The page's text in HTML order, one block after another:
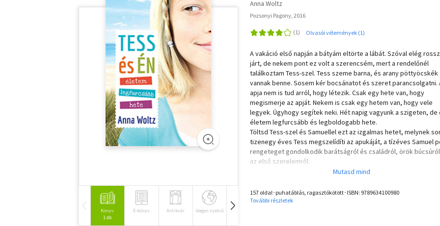
Könyv
1 db
E-könyv Antikvár Idegen nyelvű Hangoskönyv
Anna Woltz
Pozsonyi Pagony, 2016
Olvasói vélemények (1)
A vakáció első napján a bátyám eltörte a lábát. Szóval elég
járt, de nekem pont ez volt a szerencsém, mert a rendelőnél
találkoztam Tess-szel. Tess szeme barna, és arany pöttyöcskék
vannak benne. Sosem kér bocsánatot és szeret parancsolgatni.
apja nem is tud arról, hogy létezik. Csak egy hete van, hogy
megismerje az apját. Nekem is csak egy hetem van, hogy vele
legyek. Úgyhogy segítek neki. Hét napig vagyunk a szigeten, de
életem legfurcsább és legboldogabb hete.
Töltsd Tess-szel és Samuellel ezt az izgalmas hetet, melynek
tizenegy éves Tess megszelídíti az apukáját, a tízéves Samuel
rengeteget gondolkodik barátságról és családról, örök
az első szerelemről.
157 oldal･puhatáblás, ragasztókötött･ISBN: 9789634100980
További részletek